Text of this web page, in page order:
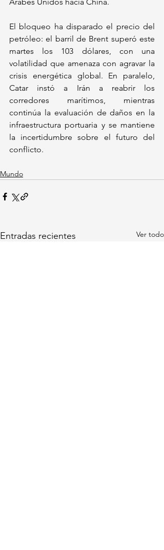
El bloqueo ha disparado el precio del
petróleo: el barril de Brent superó este
martes los 103 dólares, con una
volatilidad que amenaza con agravar la
crisis energética global. En paralelo,
Catar instó a Irán a reabrir los
corredores marítimos, mientras
continúa la evaluación de daños en la
infraestructura portuaria y se mantiene
la incertidumbre sobre el futuro del
conflicto.
Mundo
Entradas recientes Ver todo